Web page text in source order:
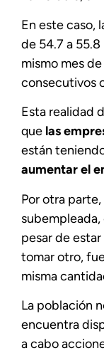
En este caso,
de 54.7 a
mismo mes
consecutivos
Esta realidad
que las
están
aumentar el
Por otra
subempleada,
pesar de
tomar otro,
misma
La población
encuentra
a cabo